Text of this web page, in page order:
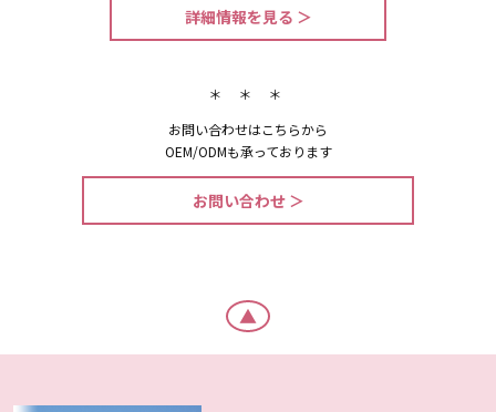
詳細情報を見る ＞
＊ ＊ ＊
お問い合わせはこちらから
OEM/ODMも承っております
お問い合わせ ＞
▲